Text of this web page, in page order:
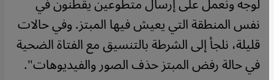
نفس المنطقة التي يعيش فيها المبتز. وفي حالات
قليلة، نلجأ إلى الشرطة بالتنسيق مع الفتاة الضحية
في حالة رفض المبتز حذف الصور والفيديوهات".